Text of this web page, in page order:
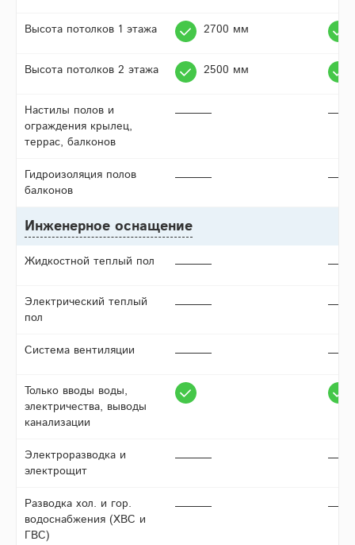
Высота потолков 1 этажа 2700 мм
Высота потолков 2 этажа 2500 мм
Настилы полов и
ограждения крылец,
террас, балконов
Гидроизоляция полов
балконов
Инженерное оснащение
Жидкостной теплый пол
Электрический теплый
пол
Система вентиляции
Только вводы воды,
электричества, выводы
канализации
Электроразводка и
электрощит
Разводка хол. и гор.
водоснабжения (ХВС и
ГВС)